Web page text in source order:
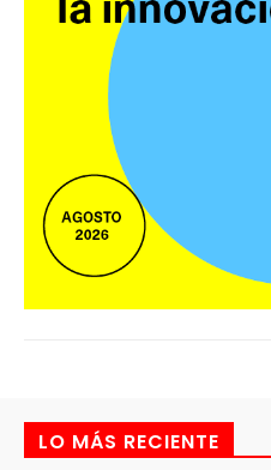
LO MÁS RECIENTE